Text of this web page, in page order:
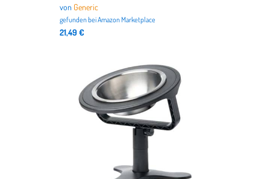
von Generic
gefunden beiAmazon Marketplace
21,49 €